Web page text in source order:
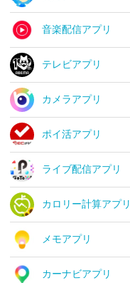
音楽配信アプリ
テレビアプリ
カメラアプリ
ポイ活アプリ
ライブ配信アプリ
カロリー計算アプリ
メモアプリ
カーナビアプリ